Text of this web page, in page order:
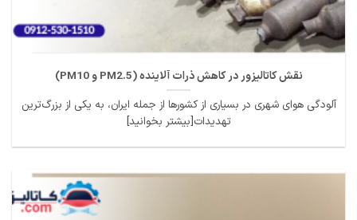
نقش کاتالیزور در کاهش ذرات آلاینده (PM2.5 و PM10)
آلودگی هوای شهری در بسیاری از کشورها از جمله ایران، به یکی از بزرگ‌ترین
تهدیدات[بیشتر بخوانید]